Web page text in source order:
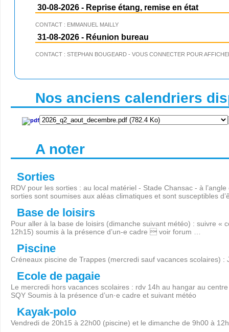
30-08-2026 - Reprise étang, remise en état
CONTACT : EMMANUEL MAILLY
31-08-2026 - Réunion bureau
CONTACT : STEPHAN BOUGEARD - VOUS CONNECTER POUR
Nos anciens calendriers
A noter
Sorties
RDV pour les sorties : au local matériel - Stade Chansac - à
sorties sont soumises aux aléas climatiques et sont susceptibles
Base de loisirs
Pour aller à la base de loisirs (dimanche suivant météo) : suivre
12h15) soumis à la présence d’un-e cadre  voir forum …
Piscine
Créneaux piscine de Trappes (mercredi sauf vacances scolaires)
Ecole de pagaie
Le mercredi hors vacances scolaires : rdv 14h au hangar au
SQY Soumis à la présence d’un·e cadre et suivant météo
Kayak-polo
Vendredi de 20h15 à 22h00 (piscine) et le dimanche de 9h00 à